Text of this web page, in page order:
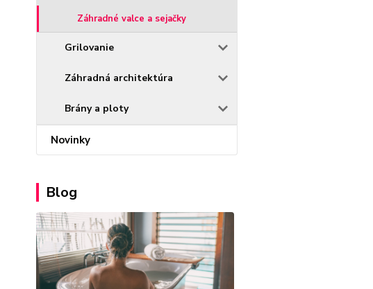
Záhradné valce a sejačky
Grilovanie
Záhradná architektúra
Brány a ploty
Novinky
Blog